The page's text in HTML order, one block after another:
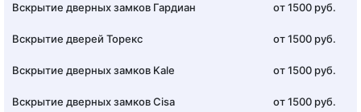
Вскрытие дверных замков Гардиан от 1500 руб.
Вскрытие дверей Торекс от 1500 руб.
Вскрытие дверных замков Kale от 1500 руб.
Вскрытие дверных замков Cisa от 1500 руб.